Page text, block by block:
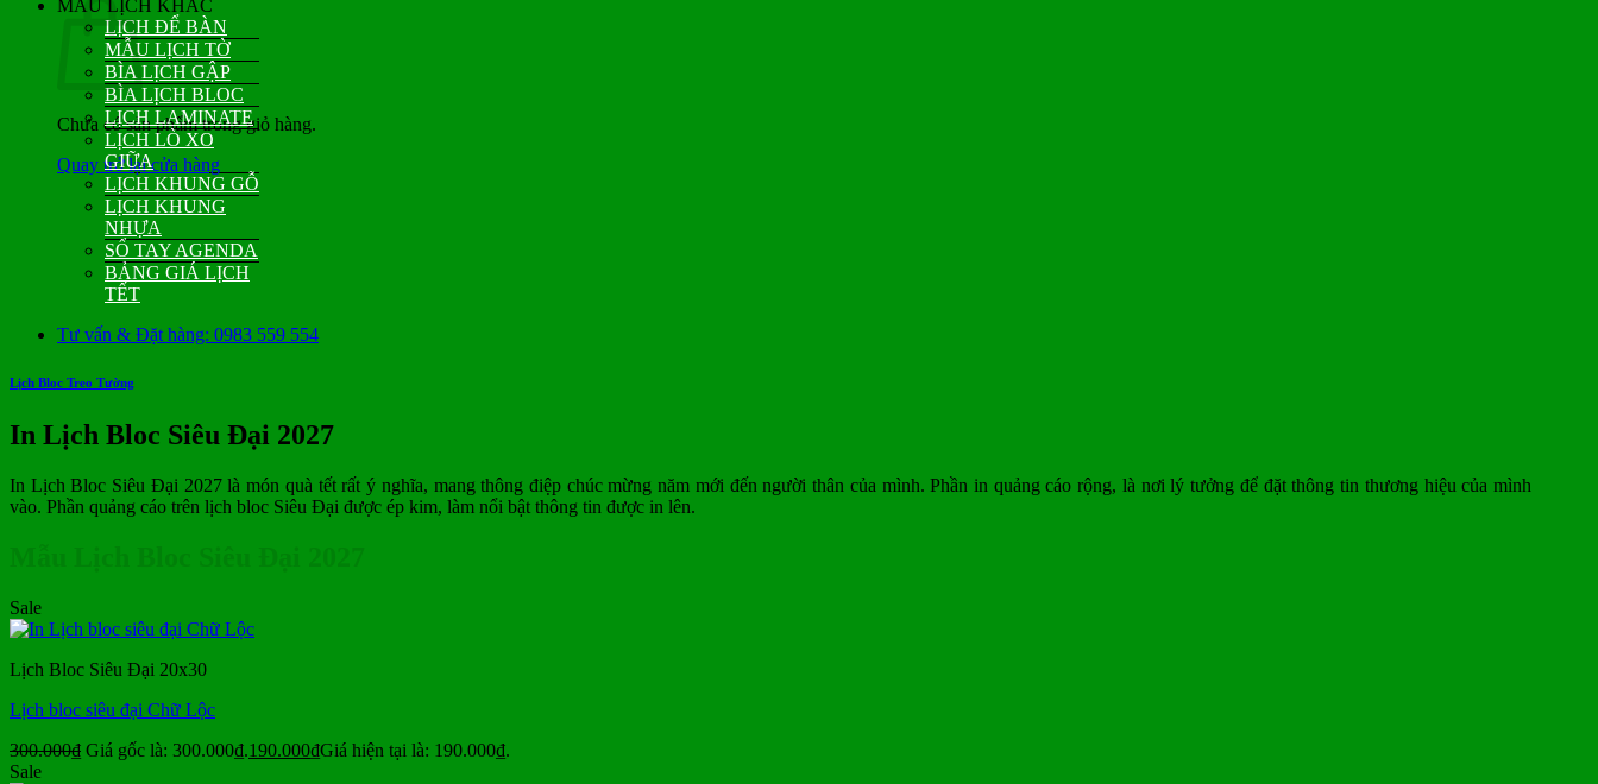
Chưa có sản phẩm trong giỏ hàng.
Quay trở lại cửa hàng
MẪU LỊCH KHÁC
LỊCH ĐỂ BÀN
MẪU LỊCH TỜ
BÌA LỊCH GẬP
BÌA LỊCH BLOC
LỊCH LAMINATE
LỊCH LÒ XO
GIỮA
LỊCH KHUNG GỖ
LỊCH KHUNG
NHỰA
SỔ TAY AGENDA
BẢNG GIÁ LỊCH
TẾT
Tư vấn & Đặt hàng: 0983 559 554
Lịch Bloc Treo Tường
In Lịch Bloc Siêu Đại 2027
In Lịch Bloc Siêu Đại 2027 là món quà tết rất ý nghĩa, mang thông điệp chúc mừng năm mới đến người thân của mình. Phần in quảng cáo rộng, là nơi lý tưởng để đặt thông tin thương hiệu của mình
vào. Phần quảng cáo trên lịch bloc Siêu Đại được ép kim, làm nổi bật thông tin được in lên.
Sale
Lịch Bloc Siêu Đại 20x30
Lịch bloc siêu đại Chữ Lộc
300.000₫ Giá gốc là: 300.000₫.190.000₫Giá hiện tại là: 190.000₫.
Sale